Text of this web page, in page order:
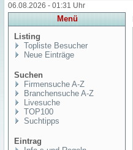
06.08.2026 - 01:31 Uhr
Menü
Listing
Topliste Besucher
Neue Einträge
Suchen
Firmensuche A-Z
Branchensuche A-Z
Livesuche
TOP100
Suchtipps
Eintrag